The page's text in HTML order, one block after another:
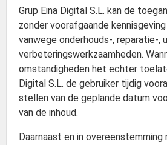
Grup Eina Digital S.L. kan de
zonder voorafgaande
vanwege onderhouds-, reparatie-,
verbeteringswerkzaamheden.
omstandigheden het echter
Digital S.L. de gebruiker tijdig
stellen van de geplande datum
van de inhoud.
Daarnaast en in